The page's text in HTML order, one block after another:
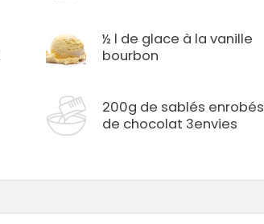
½ l de glace à la vanille
bourbon
200g de sablés enrobés
de chocolat 3envies